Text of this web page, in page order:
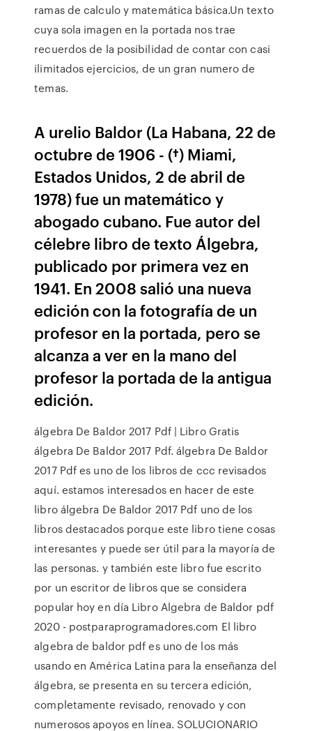
ramas de calculo y matemática básica.Un texto
cuya sola imagen en la portada nos trae
recuerdos de la posibilidad de contar con casi
ilimitados ejercicios, de un gran numero de
temas.
A urelio Baldor (La Habana, 22 de
octubre de 1906 - (†) Miami,
Estados Unidos, 2 de abril de
1978) fue un matemático y
abogado cubano. Fue autor del
célebre libro de texto Álgebra,
publicado por primera vez en
1941. En 2008 salió una nueva
edición con la fotografía de un
profesor en la portada, pero se
alcanza a ver en la mano del
profesor la portada de la antigua
edición.
álgebra De Baldor 2017 Pdf | Libro Gratis
álgebra De Baldor 2017 Pdf. álgebra De Baldor
2017 Pdf es uno de los libros de ccc revisados
aquí. estamos interesados en hacer de este
libro álgebra De Baldor 2017 Pdf uno de los
libros destacados porque este libro tiene cosas
interesantes y puede ser útil para la mayoría de
las personas. y también este libro fue escrito
por un escritor de libros que se considera
popular hoy en día Libro Algebra de Baldor pdf
2020 - postparaprogramadores.com El libro
algebra de baldor pdf es uno de los más
usando en América Latina para la enseñanza del
álgebra, se presenta en su tercera edición,
completamente revisado, renovado y con
numerosos apoyos en línea. SOLUCIONARIO